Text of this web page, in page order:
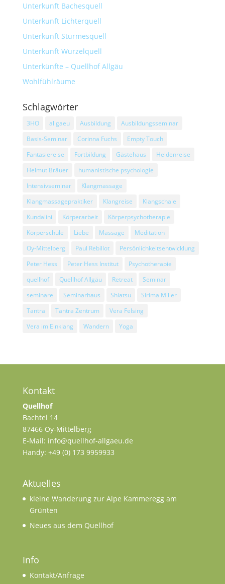
Unterkunft Bachesquell
Unterkunft Lichterquell
Unterkunft Sturmesquell
Unterkunft Wurzelquell
Unterkünfte – Quellhof Allgäu
Wohlfühlräume
Schlagwörter
3HO allgaeu Ausbildung
Ausbildungsseminar
Basis-Seminar
Corinna Fuchs
Empty Touch
Fantasiereise
Fortbildung Gästehaus
Heldenreise
Helmut Bräuer
humanistische psychologie
Intensivseminar
Klangmassage
Klangmassagepraktiker
Klangreise
Klangschale
Kundalini
Körperarbeit
Körperpsychotherapie
Körperschule
Liebe Massage
Meditation
Oy-Mittelberg
Paul Rebillot
Persönlichkeitsentwicklung
Peter Hess
Peter Hess Institut
Psychotherapie
quellhof
Quellhof Allgäu Retreat
Seminar
seminare
Seminarhaus Shiatsu
Sirima Miller
Tantra
Tantra Zentrum
Vera Felsing
Vera im Einklang
Wandern Yoga
Kontakt
Quellhof
Bachtel 14
87466 Oy-Mittelberg
E-Mail: info@quellhof-allgaeu.de
Handy: +49 (0) 173 9959933
Aktuelles
kleine Wanderung zur Alpe Kammeregg am
Grünten
Neues aus dem Quellhof
Info
Kontakt/Anfrage